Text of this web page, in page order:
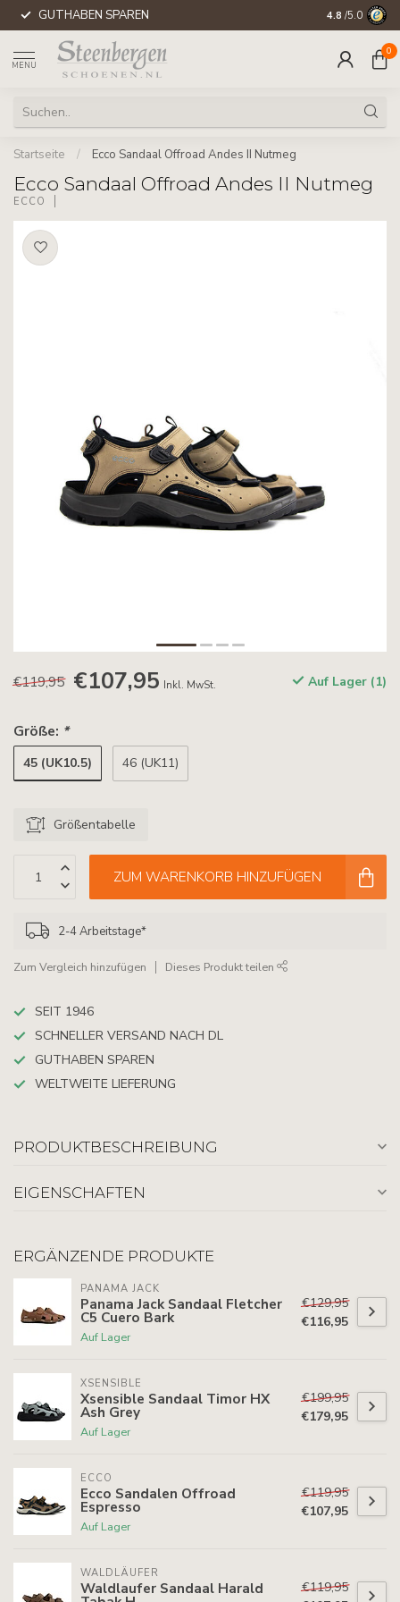
GUTHABEN SPAREN WELTWEITE
4.8 /5.0
MENU
0
Startseite / Ecco Sandaal Offroad Andes II Nutmeg
Ecco Sandaal Offroad Andes II Nutmeg
ECCO
€119,95 €107,95 Inkl. MwSt. Auf Lager (1)
Größe: *
45 (UK10.5) 46 (UK11)
Größentabelle
ZUM WARENKORB HINZUFÜGEN
2-4 Arbeitstage*
Zum Vergleich hinzufügen Dieses Produkt teilen
SEIT 1946
SCHNELLER VERSAND NACH DL
GUTHABEN SPAREN
WELTWEITE LIEFERUNG
PRODUKTBESCHREIBUNG
EIGENSCHAFTEN
ERGÄNZENDE PRODUKTE
PANAMA JACK
Panama Jack Sandaal Fletcher
C5 Cuero Bark
Auf Lager
€129,95
€116,95
XSENSIBLE
Xsensible Sandaal Timor HX
Ash Grey
Auf Lager
€199,95
€179,95
ECCO
Ecco Sandalen Offroad
Espresso
Auf Lager
€119,95
€107,95
WALDLÄUFER
Waldlaufer Sandaal Harald
€119,95